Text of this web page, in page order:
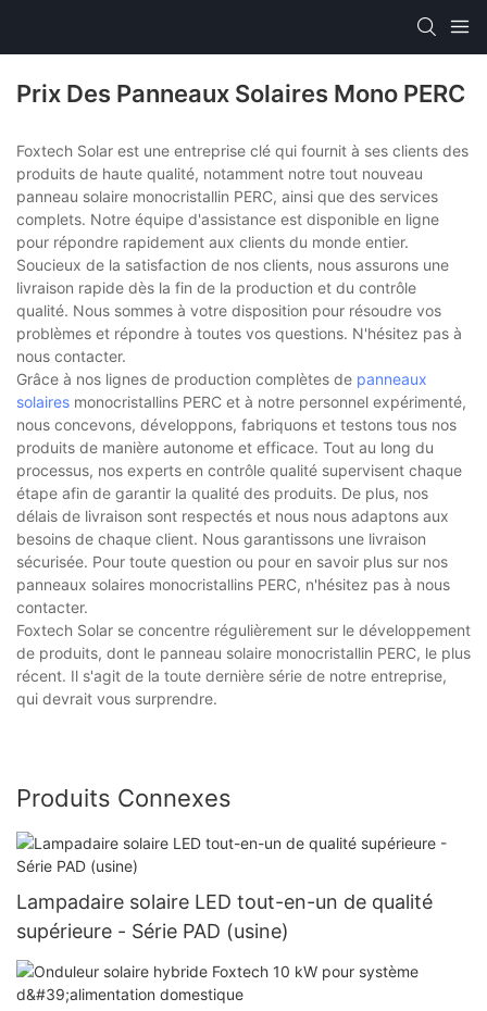
Prix Des Panneaux Solaires Mono PERC
Foxtech Solar est une entreprise clé qui fournit à ses clients des
produits de haute qualité, notamment notre tout nouveau
panneau solaire monocristallin PERC, ainsi que des services
complets. Notre équipe d'assistance est disponible en ligne
pour répondre rapidement aux clients du monde entier.
Soucieux de la satisfaction de nos clients, nous assurons une
livraison rapide dès la fin de la production et du contrôle
qualité. Nous sommes à votre disposition pour résoudre vos
problèmes et répondre à toutes vos questions. N'hésitez pas à
nous contacter.
Grâce à nos lignes de production complètes de panneaux
solaires monocristallins PERC et à notre personnel expérimenté,
nous concevons, développons, fabriquons et testons tous nos
produits de manière autonome et efficace. Tout au long du
processus, nos experts en contrôle qualité supervisent chaque
étape afin de garantir la qualité des produits. De plus, nos
délais de livraison sont respectés et nous nous adaptons aux
besoins de chaque client. Nous garantissons une livraison
sécurisée. Pour toute question ou pour en savoir plus sur nos
panneaux solaires monocristallins PERC, n'hésitez pas à nous
contacter.
Foxtech Solar se concentre régulièrement sur le développement
de produits, dont le panneau solaire monocristallin PERC, le plus
récent. Il s'agit de la toute dernière série de notre entreprise,
qui devrait vous surprendre.
Produits Connexes
Lampadaire solaire LED tout-en-un de qualité
supérieure - Série PAD (usine)